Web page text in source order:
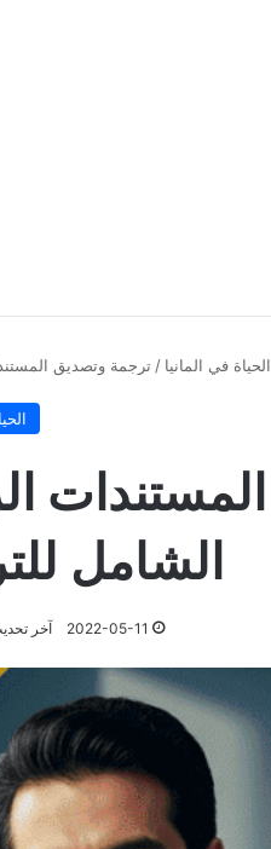
الحياة في المانيا / ترجمة وتصديق المستندات الرسمية في
الشامل
2022-05-11 آخر تحديث: